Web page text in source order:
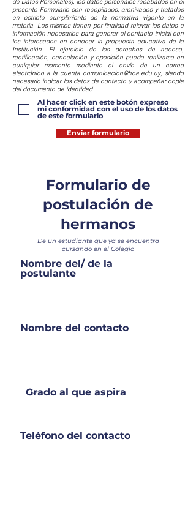
presente Formulario son recopilados, archivados y tratados
en estricto cumplimiento de la normativa vigente en la
materia. Los mismos tienen por finalidad relevar los datos e
información necesarios para generar el contacto inicial con
los interesados en conocer la propuesta educativa de la
Institución. El ejercicio de los derechos de acceso,
rectificación, cancelación y oposición puede realizarse en
cualquier momento mediante el envío de un correo
electrónico a la cuenta comunicacion@hca.edu.uy, siendo
necesario indicar los datos de contacto y acompañar copia
del documento de identidad.
Al hacer click en este botón expreso
mi conformidad con el uso de los datos
de este formulario
Enviar formulario
Formulario de
postulación de
hermanos
De un estudiante que ya se encuentra
cursando en el Colegio
Nombre del/ de la
postulante
Nombre del contacto
Teléfono del contacto